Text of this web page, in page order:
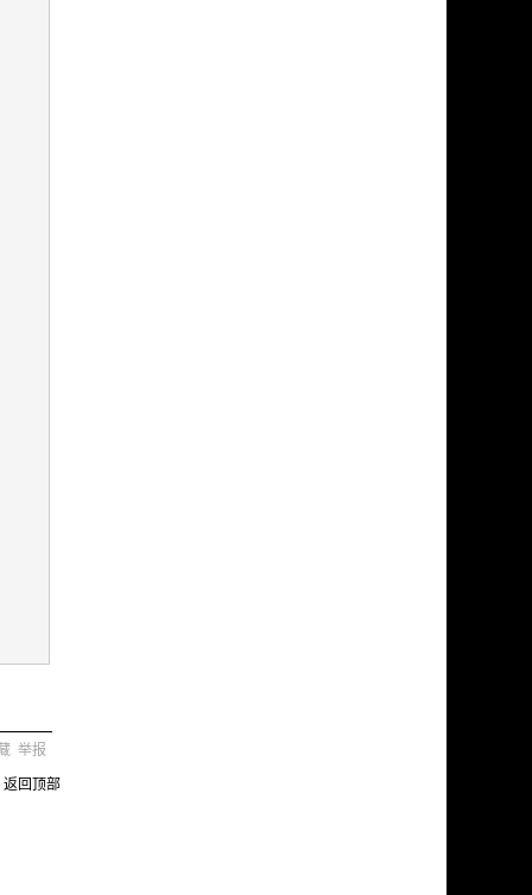
举报
返回顶部